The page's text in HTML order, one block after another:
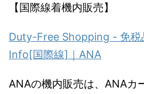
【国際線着機内販売】
Duty-Free Shopping - 免税
Info[国際線]｜ANA
ANAの機内販売は、ANAカ